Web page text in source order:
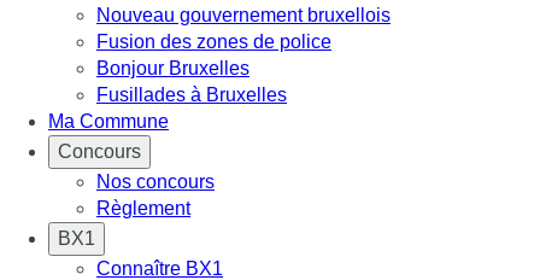
Nouveau gouvernement bruxellois
Fusion des zones de police
Bonjour Bruxelles
Fusillades à Bruxelles
Ma Commune
Concours
Nos concours
Règlement
BX1
Connaître BX1